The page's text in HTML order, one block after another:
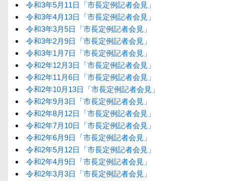
令和3年5月11日「市長定例記者会見」
令和3年4月13日「市長定例記者会見」
令和3年3月5日「市長定例記者会見」
令和3年2月9日「市長定例記者会見」
令和3年1月7日「市長定例記者会見」
令和2年12月3日「市長定例記者会見」
令和2年11月6日「市長定例記者会見」
令和2年10月13日「市長定例記者会見」
令和2年9月3日「市長定例記者会見」
令和2年8月12日「市長定例記者会見」
令和2年7月10日「市長定例記者会見」
令和2年6月9日「市長定例記者会見」
令和2年5月12日「市長定例記者会見」
令和2年4月9日「市長定例記者会見」
令和2年3月3日「市長定例記者会見」